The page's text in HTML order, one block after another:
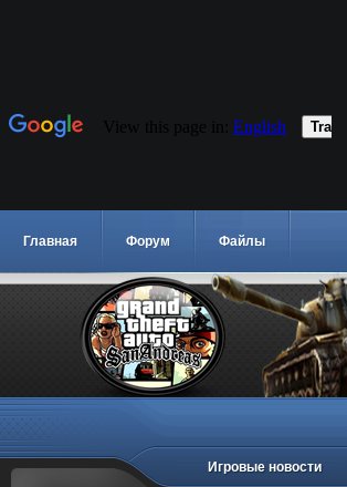
Главная Форум Файлы
Игровые новости